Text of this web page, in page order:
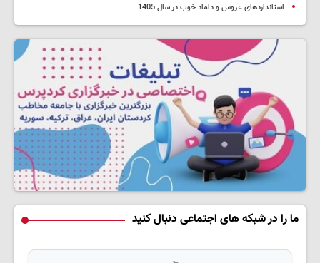
استانداردهای عروس و داماد خوب در سال 1405
ما را در شبکه های اجتماعی دنبال کنید